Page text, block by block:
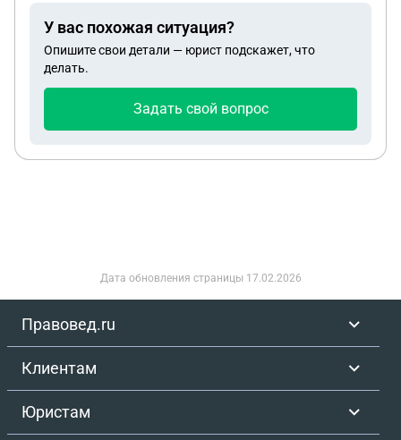
половину вносит мама и половину отец. Половина
моей матери была внесена в качестве первого
взноса, а отец должен был выплачивать ипотеку.
решает что платить больше не будет. И с тех пор
может ли отец требовать возврат средств
У вас похожая ситуация?
Опишите свои детали — юрист подскажет, что
делать.
Задать свой вопрос
Дата обновления страницы 17.02.2026
Правовед.ru
Клиентам
Юристам